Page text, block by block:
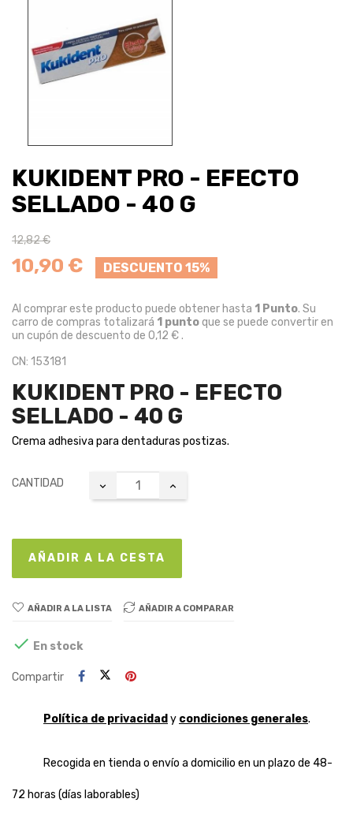
KUKIDENT PRO - EFECTO
SELLADO - 40 G
12,82 €
10,90 € DESCUENTO 15%
Al comprar este producto puede obtener hasta 1 Punto. Su
carro de compras totalizará 1 puntoque se puede convertir en
un cupón de descuento de 0,12 €.
CN: 153181
KUKIDENT PRO - EFECTO
SELLADO - 40 G
Crema adhesiva para dentaduras postizas.
CANTIDAD
AÑADIR A LA CESTA
AÑADIR A LA LISTA AÑADIR A COMPARAR
 En stock
Compartir
Política de privacidad y condiciones generales.
Recogida en tienda o envío a domicilio en un plazo de 48-
72 horas (días laborables)